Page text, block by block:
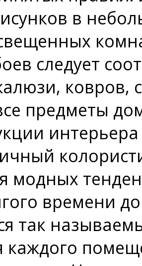
в
следует
ковров,
предметы
модных
времени
так
каждого